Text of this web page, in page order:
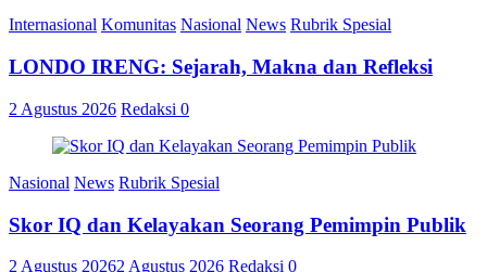
Internasional Komunitas Nasional News Rubrik Spesial
LONDO IRENG: Sejarah, Makna dan Refleksi
2 Agustus 2026 Redaksi 0
Nasional News Rubrik Spesial
Skor IQ dan Kelayakan Seorang Pemimpin Publik
2 Agustus 20262 Agustus 2026 Redaksi 0